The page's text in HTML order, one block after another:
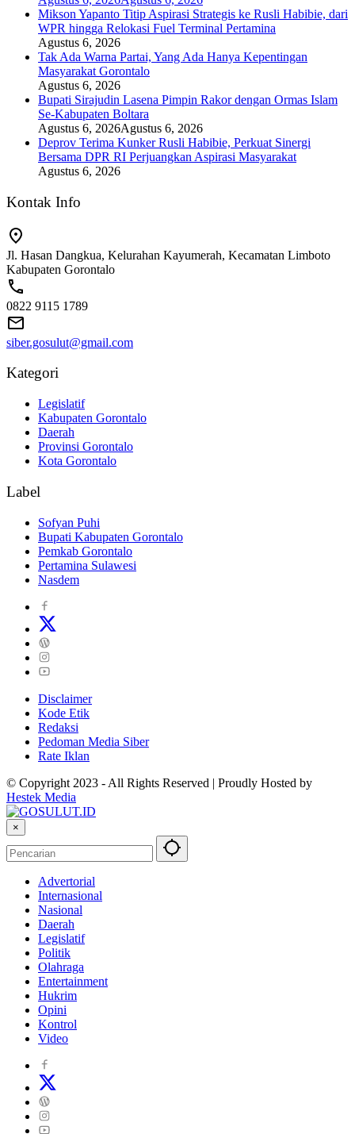
Mikson Yapanto Titip Aspirasi Strategis ke Rusli Habibie, dari
WPR hingga Relokasi Fuel Terminal Pertamina
Agustus 6, 2026
Tak Ada Warna Partai, Yang Ada Hanya Kepentingan
Masyarakat Gorontalo
Agustus 6, 2026
Bupati Sirajudin Lasena Pimpin Rakor dengan Ormas Islam
Se-Kabupaten Boltara
Agustus 6, 2026Agustus 6, 2026
Deprov Terima Kunker Rusli Habibie, Perkuat Sinergi
Bersama DPR RI Perjuangkan Aspirasi Masyarakat
Agustus 6, 2026
Kontak Info
Jl. Hasan Dangkua, Kelurahan Kayumerah, Kecamatan Limboto
Kabupaten Gorontalo
0822 9115 1789
siber.gosulut@gmail.com
Kategori
Legislatif
Kabupaten Gorontalo
Daerah
Provinsi Gorontalo
Kota Gorontalo
Label
Sofyan Puhi
Bupati Kabupaten Gorontalo
Pemkab Gorontalo
Pertamina Sulawesi
Nasdem
Disclaimer
Kode Etik
Redaksi
Pedoman Media Siber
Rate Iklan
© Copyright 2023 - All Rights Reserved | Proudly Hosted by
Hestek Media
×
Advertorial
Internasional
Nasional
Daerah
Legislatif
Politik
Olahraga
Entertainment
Hukrim
Opini
Kontrol
Video